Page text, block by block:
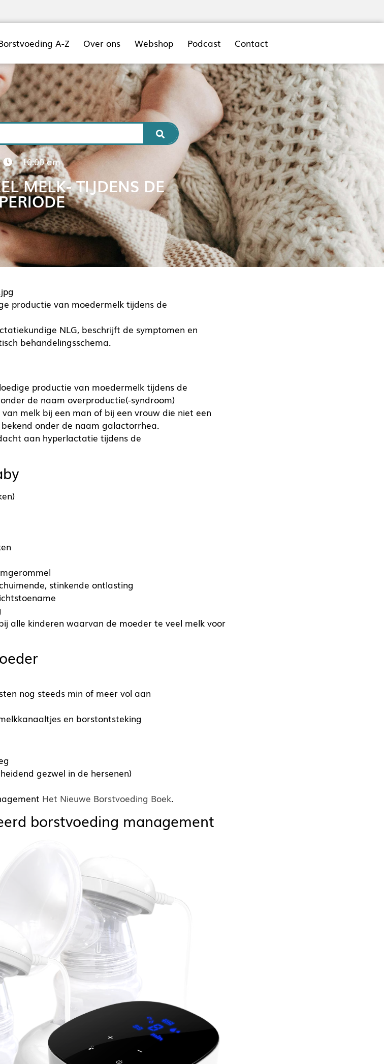
A-Z Over ons Webshop Podcast Contact
10:00 am
MELK- TIJDENS DE
productie van moedermelk tijdens de
NLG, beschrijft de symptomen en
behandelingsschema.
productie van moedermelk tijdens de
de naam overproductie(-syndroom)
melk bij een man of bij een vrouw die niet een
onder de naam galactorrhea.
aan hyperlactatie tijdens de
stinkende ontlasting
alle kinderen waarvan de moeder te veel melk voor
nog steeds min of meer vol aan
en borstontsteking
gezwel in de hersenen)
Het Nieuwe Borstvoeding Boek.
borstvoeding management